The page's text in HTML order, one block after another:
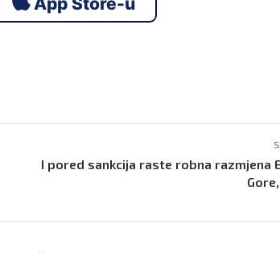
I pored sankcija raste robna razmjena